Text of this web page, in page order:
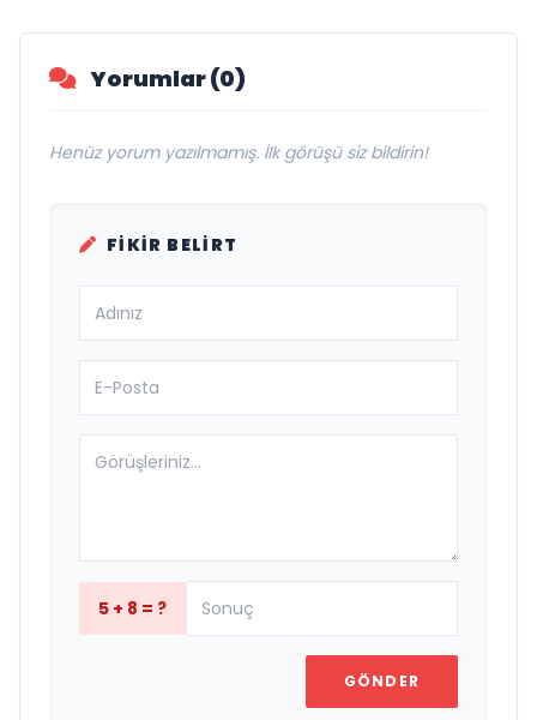
Yorumlar (0)
Henüz yorum yazılmamış. İlk görüşü siz bildirin!
FIKIR BELIRT
5 + 8 = ?
GÖNDER